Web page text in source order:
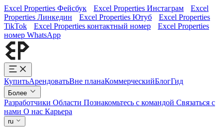
Excel Properties Фейсбук Excel Properties Инстаграм
Excel
Properties Линкедин
Excel Properties Ютуб
Excel Properties
TikTok
Excel Properties контактный номер
Excel Properties
номер WhatsApp
КупитьАрендоватьВне планаКоммерческийБлогГид
Более
Разработчики Области Познакомьтесь с командой Связаться с
нами О нас Карьера
ru